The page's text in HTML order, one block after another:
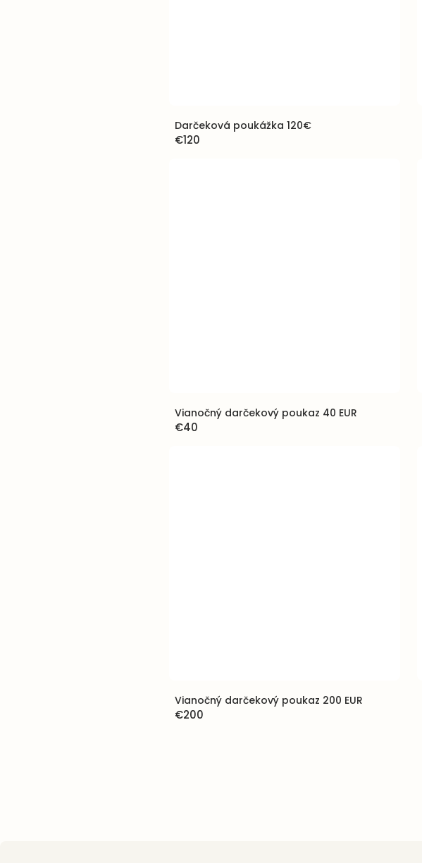
Darčeková poukážka 120€
€120
Vianočný darčekový poukaz 40 EUR
€40
Vianočný darčekový poukaz 200 EUR
€200